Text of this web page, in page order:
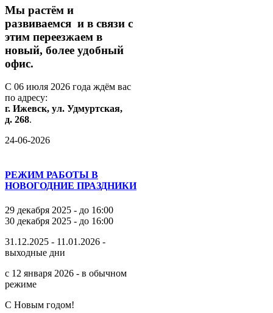
Мы растём и
развиваемся и в связи с
этим переезжаем в
новый, более удобный
офис.
С 06 июля 2026 года ждём вас
по адресу:
г. Ижевск, ул. Удмуртская,
д. 268.
24-06-2026
РЕЖИМ РАБОТЫ В
НОВОГОДНИЕ ПРАЗДНИКИ
29 декабря 2025 - до 16:00
30 декабря 2025 - до 16:00
31.12.2025 - 11.01.2026 -
выходные дни
с 12 января 2026 - в обычном
режиме
С Новым годом!